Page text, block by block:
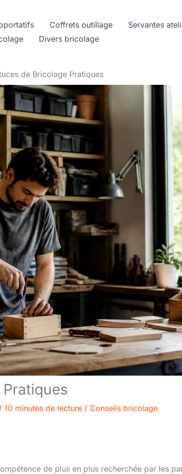
Coffrets outillage Servantes
Divers bricolage
de Bricolage Pratiques
/ 10 minutes de lecture / Conseils bricolage
de plus en plus recherchée par les